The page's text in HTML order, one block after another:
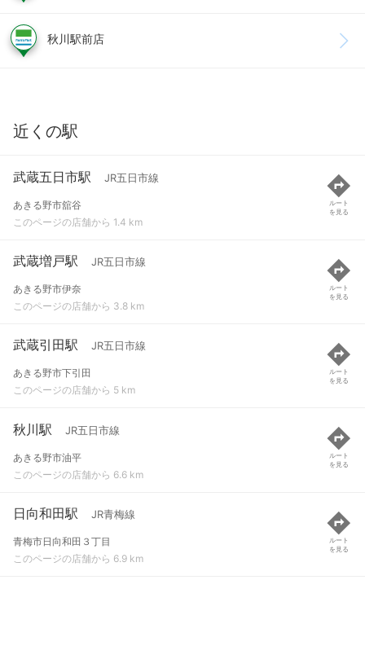
秋川駅前店
近くの駅
武蔵五日市駅 JR五日市線
あきる野市舘谷
このページの店舗から 1.4 km
ルート
を見る
武蔵増戸駅 JR五日市線
あきる野市伊奈
このページの店舗から 3.8 km
ルート
を見る
武蔵引田駅 JR五日市線
あきる野市下引田
このページの店舗から 5 km
ルート
を見る
秋川駅 JR五日市線
あきる野市油平
このページの店舗から 6.6 km
ルート
を見る
日向和田駅 JR青梅線
青梅市日向和田３丁目
このページの店舗から 6.9 km
ルート
を見る